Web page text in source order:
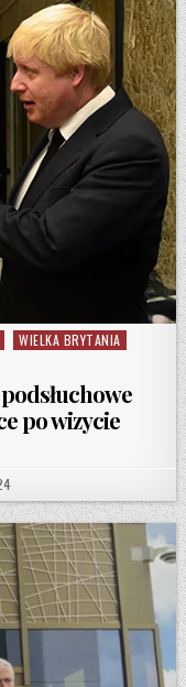
WIELKA BRYTANIA
po wizycie